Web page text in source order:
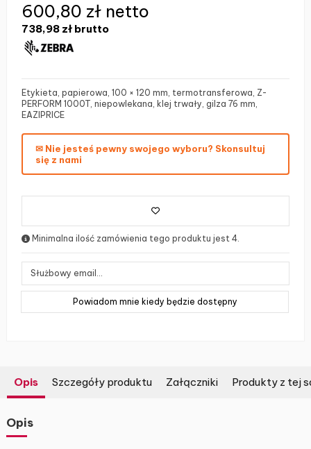
738,98 zł brutto
600,80 zł netto
Etykieta, papierowa, 100 × 120 mm, termotransferowa, Z-
PERFORM 1000T, niepowlekana, klej trwały, gilza 76 mm,
EAZIPRICE
✉ Nie jesteś pewny swojego wyboru? Skonsultuj
się z nami
Minimalna ilość zamówienia tego produktu jest 4.
Opis Szczegóły produktu Załączniki Produkty z tej
Opis